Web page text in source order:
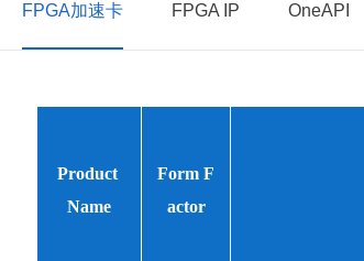
FPGA加速卡 FPGA IP OneAPI
Product
Name
Form F
actor